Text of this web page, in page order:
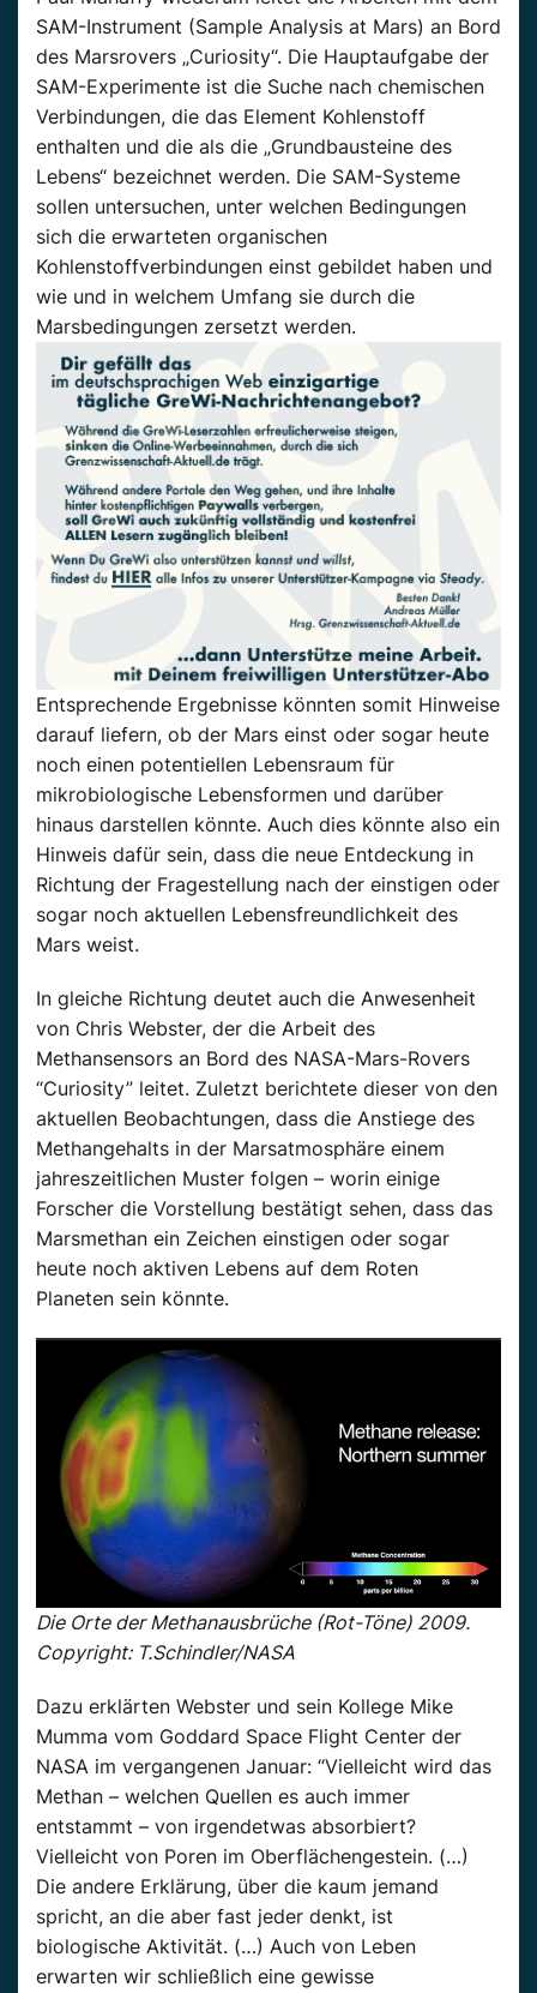
SAM-Instrument (Sample Analysis at Mars) an Bord
des Marsrovers „Curiosity“. Die Hauptaufgabe der
SAM-Experimente ist die Suche nach chemischen
Verbindungen, die das Element Kohlenstoff
enthalten und die als die „Grundbausteine des
Lebens“ bezeichnet werden. Die SAM-Systeme
sollen untersuchen, unter welchen Bedingungen
sich die erwarteten organischen
Kohlenstoffverbindungen einst gebildet haben und
wie und in welchem Umfang sie durch die
Marsbedingungen zersetzt werden.
Entsprechende Ergebnisse könnten somit Hinweise
darauf liefern, ob der Mars einst oder sogar heute
noch einen potentiellen Lebensraum für
mikrobiologische Lebensformen und darüber
hinaus darstellen könnte. Auch dies könnte also ein
Hinweis dafür sein, dass die neue Entdeckung in
Richtung der Fragestellung nach der einstigen oder
sogar noch aktuellen Lebensfreundlichkeit des
Mars weist.
In gleiche Richtung deutet auch die Anwesenheit
von Chris Webster, der die Arbeit des
Methansensors an Bord des NASA-Mars-Rovers
“Curiosity” leitet. Zuletzt berichtete dieser von den
aktuellen Beobachtungen, dass die Anstiege des
Methangehalts in der Marsatmosphäre einem
jahreszeitlichen Muster folgen – worin einige
Forscher die Vorstellung bestätigt sehen, dass das
Marsmethan ein Zeichen einstigen oder sogar
heute noch aktiven Lebens auf dem Roten
Planeten sein könnte.
Die Orte der Methanausbrüche (Rot-Töne) 2009.
Copyright: T.Schindler/NASA
Dazu erklärten Webster und sein Kollege Mike
Mumma vom Goddard Space Flight Center der
NASA im vergangenen Januar: “Vielleicht wird das
Methan – welchen Quellen es auch immer
entstammt – von irgendetwas absorbiert?
Vielleicht von Poren im Oberflächengestein. (…)
Die andere Erklärung, über die kaum jemand
spricht, an die aber fast jeder denkt, ist
biologische Aktivität. (…) Auch von Leben
erwarten wir schließlich eine gewisse